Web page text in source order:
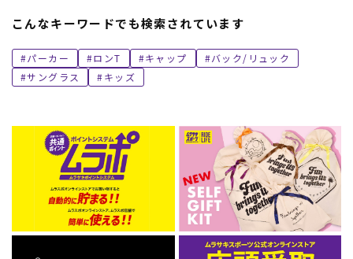
こんなキーワードでも検索されています
パーカー ロンT キャップ
バック/リュック
サングラス
キッズ